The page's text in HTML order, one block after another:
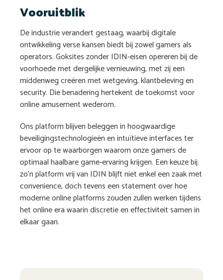
Vooruitblik
De industrie verandert gestaag, waarbij digitale
ontwikkeling verse kansen biedt bij zowel gamers als
operators. Goksites zonder IDIN-eisen opereren bij de
voorhoede met dergelijke vernieuwing, met zij een
middenweg creëren met wetgeving, klantbeleving en
security. Die benadering hertekent de toekomst voor
online amusement wederom.
Ons platform blijven beleggen in hoogwaardige
beveiligingstechnologieën en intuïtieve interfaces ter
ervoor op te waarborgen waarom onze gamers de
optimaal haalbare game-ervaring krijgen. Een keuze bij
zo’n platform vrij van IDIN blijft niet enkel een zaak met
convenience, doch tevens een statement over hoe
moderne online platforms zouden zullen werken tijdens
het online era waarin discretie en effectiviteit samen in
elkaar gaan.